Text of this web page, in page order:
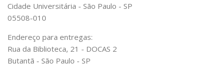
English
History
IEB Archive
Cidade Universitária - São Paulo - SP
05508-010
Endereço para entregas:
Rua da Biblioteca, 21 - DOCAS 2
Butantã - São Paulo - SP